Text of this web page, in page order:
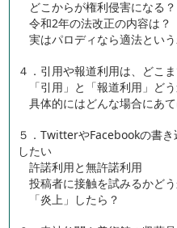
どこからが権利侵害になる？
令和2年の法改正の内容は？
実はパロディなら適法とい
４．引用や報道利用は、どこ
「引用」と「報道利用」どう
具体的にはどんな場合にあて
５．TwitterやFacebookの書
したい
許諾利用と無許諾利用
投稿者に接触を試みるかど
「炎上」したら？